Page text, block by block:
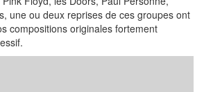
une ou deux reprises de ces groupes ont
compositions originales fortement